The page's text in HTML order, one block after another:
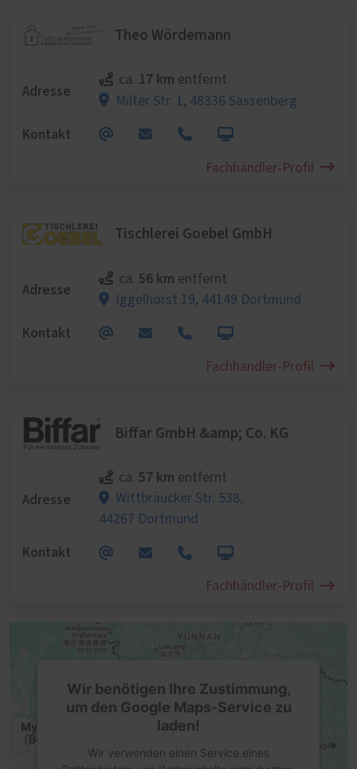
Theo Wördemann
Adresse
ca. 17 km entfernt
Milter Str. 1, 48336 Sassenberg
Kontakt
Fachhändler-Profil
Tischlerei Goebel GmbH
Adresse
ca. 56 km entfernt
Iggelhorst 19, 44149 Dortmund
Kontakt
Fachhändler-Profil
Biffar GmbH &amp; Co. KG
Adresse
ca. 57 km entfernt
Wittbräucker Str. 538,
44267 Dortmund
Kontakt
Fachhändler-Profil
Wir benötigen Ihre Zustimmung,
um den Google Maps-Service zu
laden!
Wir verwenden einen Service eines